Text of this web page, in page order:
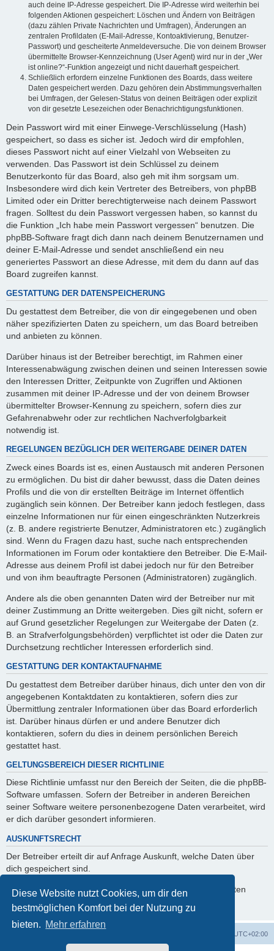
Diese Website nutzt Cookies, um dir den
bestmöglichen Komfort bei der Nutzung zu
bieten. Mehr erfahren
auch deine IP-Adresse gespeichert. Die IP-Adresse wird weiterhin bei
folgenden Aktionen gespeichert: Löschen und Ändern von Beiträgen
(dazu zählen Private Nachrichten und Umfragen), Änderungen an
zentralen Profildaten (E-Mail-Adresse, Kontoaktivierung, Benutzer-
Passwort) und gescheiterte Anmeldeversuche. Die von deinem Browser
übermittelte Browser-Kennzeichnung (User Agent) wird nur in der „Wer
ist online?“-Funktion angezeigt und nicht dauerhaft gespeichert.
Schließlich erfordern einzelne Funktionen des Boards, dass weitere
Daten gespeichert werden. Dazu gehören dein Abstimmungsverhalten
bei Umfragen, der Gelesen-Status von deinen Beiträgen oder explizit
von dir gesetzte Lesezeichen oder Benachrichtigungsfunktionen.
Dein Passwort wird mit einer Einwege-Verschlüsselung (Hash)
gespeichert, so dass es sicher ist. Jedoch wird dir empfohlen,
dieses Passwort nicht auf einer Vielzahl von Webseiten zu
verwenden. Das Passwort ist dein Schlüssel zu deinem
Benutzerkonto für das Board, also geh mit ihm sorgsam um.
Insbesondere wird dich kein Vertreter des Betreibers, von phpBB
Limited oder ein Dritter berechtigterweise nach deinem Passwort
fragen. Solltest du dein Passwort vergessen haben, so kannst du
die Funktion „Ich habe mein Passwort vergessen“ benutzen. Die
phpBB-Software fragt dich dann nach deinem Benutzernamen und
deiner E-Mail-Adresse und sendet anschließend ein neu
generiertes Passwort an diese Adresse, mit dem du dann auf das
Board zugreifen kannst.
GESTATTUNG DER DATENSPEICHERUNG
Du gestattest dem Betreiber, die von dir eingegebenen und oben
näher spezifizierten Daten zu speichern, um das Board betreiben
und anbieten zu können.
Darüber hinaus ist der Betreiber berechtigt, im Rahmen einer
Interessenabwägung zwischen deinen und seinen Interessen sowie
den Interessen Dritter, Zeitpunkte von Zugriffen und Aktionen
zusammen mit deiner IP-Adresse und der von deinem Browser
übermittelter Browser-Kennung zu speichern, sofern dies zur
Gefahrenabwehr oder zur rechtlichen Nachverfolgbarkeit
notwendig ist.
REGELUNGEN BEZÜGLICH DER WEITERGABE DEINER DATEN
Zweck eines Boards ist es, einen Austausch mit anderen Personen
zu ermöglichen. Du bist dir daher bewusst, dass die Daten deines
Profils und die von dir erstellten Beiträge im Internet öffentlich
zugänglich sein können. Der Betreiber kann jedoch festlegen, dass
einzelne Informationen nur für einen eingeschränkten Nutzerkreis
(z. B. andere registrierte Benutzer, Administratoren etc.) zugänglich
sind. Wenn du Fragen dazu hast, suche nach entsprechenden
Informationen im Forum oder kontaktiere den Betreiber. Die E-Mail-
Adresse aus deinem Profil ist dabei jedoch nur für den Betreiber
und von ihm beauftragte Personen (Administratoren) zugänglich.
Andere als die oben genannten Daten wird der Betreiber nur mit
deiner Zustimmung an Dritte weitergeben. Dies gilt nicht, sofern er
auf Grund gesetzlicher Regelungen zur Weitergabe der Daten (z.
B. an Strafverfolgungsbehörden) verpflichtet ist oder die Daten zur
Durchsetzung rechtlicher Interessen erforderlich sind.
GESTATTUNG DER KONTAKTAUFNAHME
Du gestattest dem Betreiber darüber hinaus, dich unter den von dir
angegebenen Kontaktdaten zu kontaktieren, sofern dies zur
Übermittlung zentraler Informationen über das Board erforderlich
ist. Darüber hinaus dürfen er und andere Benutzer dich
kontaktieren, sofern du dies in deinem persönlichen Bereich
gestattet hast.
GELTUNGSBEREICH DIESER RICHTLINIE
Diese Richtlinie umfasst nur den Bereich der Seiten, die die phpBB-
Software umfassen. Sofern der Betreiber in anderen Bereichen
seiner Software weitere personenbezogene Daten verarbeitet, wird
er dich darüber gesondert informieren.
AUSKUNFTSRECHT
Der Betreiber erteilt dir auf Anfrage Auskunft, welche Daten über
dich gespeichert sind.
Du kannst jederzeit die Löschung bzw. Sperrung deiner Daten
verlangen. Kontaktiere hierzu bitte den Betreiber.
UTC+02:00